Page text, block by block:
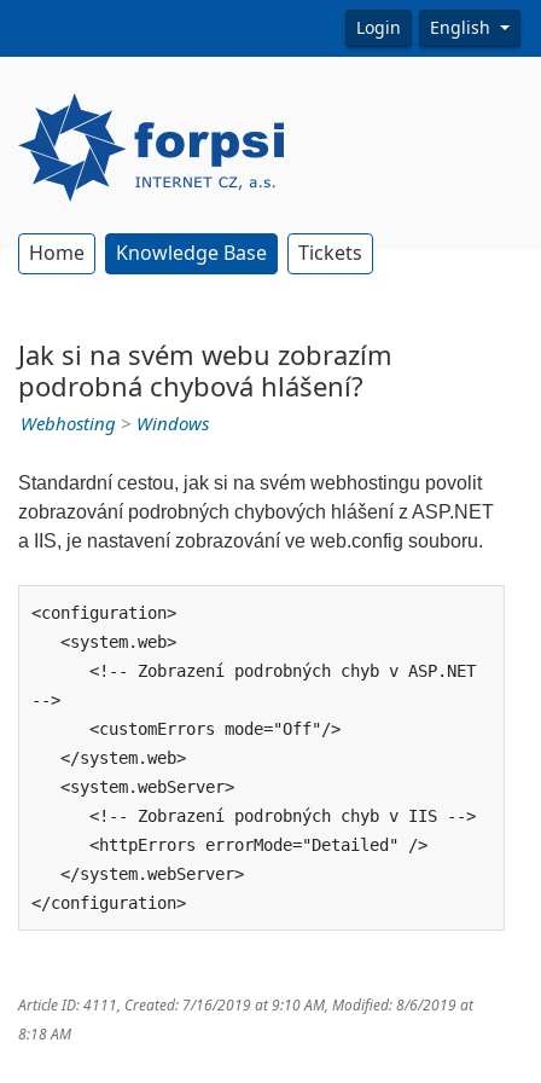
Login English
Home Knowledge Base Tickets
Jak si na svém webu zobrazím
podrobná chybová hlášení?
Webhosting > Windows
Standardní cestou, jak si na svém webhostingu povolit
zobrazování podrobných chybových hlášení z ASP.NET
a IIS, je nastavení zobrazování ve web.config souboru.
<configuration>
-->
</configuration>
Article ID: 4111, Created: 7/16/2019 at 9:10 AM, Modified: 8/6/2019 at
8:18 AM